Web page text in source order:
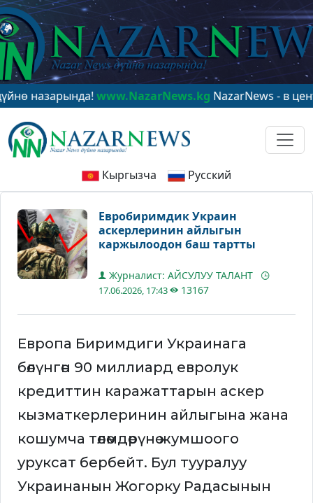
www.NazarNews.kgNazarNews - в центре
Кыргызча Русский
Евробиримдик Украин
аскерлеринин айлыгын
каржылоодон баш тартты
Журналист: АЙСУЛУУ ТАЛАНТ
17.06.2026, 17:43 13167
Европа Биримдиги Украинага
бөлүнгөн 90 миллиард евролук
кредиттин каражаттарын аскер
кызматкерлеринин айлыгына жана
кошумча төлөмдөрүнө жумшоого
уруксат бербейт. Бул тууралуу
Украинанын Жогорку Радасынын